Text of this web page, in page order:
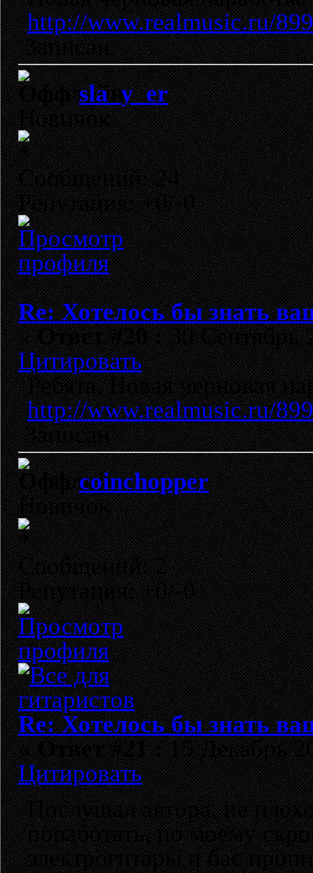
http://www.realmusic.ru/
Записан
sla_y_er
Новичок
Сообщений: 24
Репутация: +0/-0
Re: Хотелось бы знать
«Ответ #20 :30 Сентябрь
Цитировать
Ребята, Новая черновая
http://www.realmusic.ru/
Записан
coinchopper
Новичок
Сообщений: 2
Репутация: +0/-0
Re: Хотелось бы знать
«Ответ #21 :15 Декабрь
Цитировать
Послушал автора, не
поработать, по моему
электрогитары и бас